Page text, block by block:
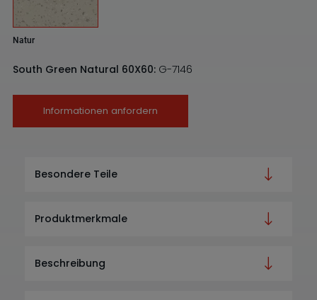
Natur
South Green Natural 60X60: G-7146
Informationen anfordern
Besondere Teile
Produktmerkmale
Beschreibung